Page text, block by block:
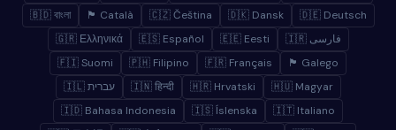
🇧🇩 বাংলা
🏴 Català 🇨🇿 Čeština 🇩🇰 Dansk
🇩🇪 Deutsch
🇬🇷 Ελληνικά
🇪🇸 Español 🇪🇪 Eesti
🇮🇷 فارسی
🇫🇮 Suomi
🇵🇭 Filipino 🇫🇷 Français
🏴 Galego
🇮🇱 עברית
🇮🇳 हिन्दी 🇭🇷 Hrvatski
🇭🇺 Magyar
🇮🇩 Bahasa Indonesia
🇮🇸 Íslenska
🇮🇹 Italiano